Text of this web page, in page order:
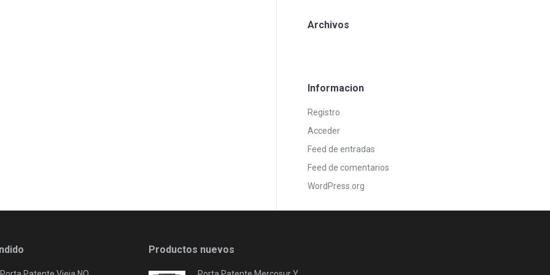
Archivos
Informacion
Registro
Acceder
Feed de entradas
Feed de comentarios
WordPress.org
Productos nuevos